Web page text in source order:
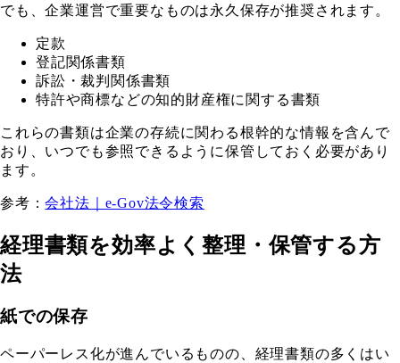
でも、企業運営で重要なものは永久保存が推奨されます。
定款
登記関係書類
訴訟・裁判関係書類
特許や商標などの知的財産権に関する書類
これらの書類は企業の存続に関わる根幹的な情報を含んで
おり、いつでも参照できるように保管しておく必要があり
ます。
参考：会社法｜e-Gov法令検索
経理書類を効率よく整理・保管する方
法
紙での保存
ペーパーレス化が進んでいるものの、経理書類の多くはい